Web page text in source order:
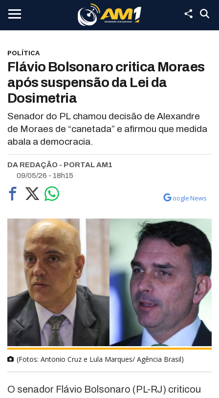
POLÍTICA
Flávio Bolsonaro critica Moraes
após suspensão da Lei da
Dosimetria
Senador do PL chamou decisão de Alexandre
de Moraes de “canetada” e afirmou que medida
abala a democracia.
DA REDAÇÃO - PORTAL AM1
09/05/26 - 18h15
oogle News
(Fotos: Antonio Cruz e Lula Marques/ Agência Brasil)
O senador Flávio Bolsonaro (PL-RJ) criticou